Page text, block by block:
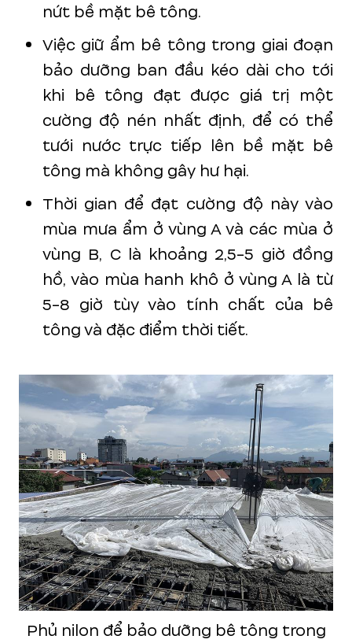
nứt bề mặt bê tông.
Việc giữ ẩm bê tông trong giai đoạn
bảo dưỡng ban đầu kéo dài cho tới
khi bê tông đạt được giá trị một
cường độ nén nhất định, để có thể
tưới nước trực tiếp lên bề mặt bê
tông mà không gây hư hại.
Thời gian để đạt cường độ này vào
mùa mưa ẩm ở vùng A và các mùa ở
vùng B, C là khoảng 2,5-5 giờ đồng
hồ, vào mùa hanh khô ở vùng A là từ
5-8 giờ tùy vào tính chất của bê
tông và đặc điểm thời tiết.
Phủ nilon để bảo dưỡng bê tông trong